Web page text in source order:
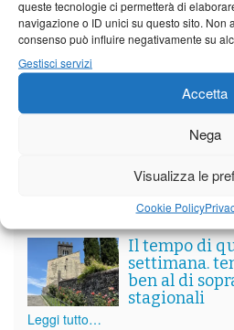
queste tecnologie ci permetterà di
navigazione o ID unici su questo sito. Non
consenso può influire negativamente su
Gestisci servizi
Accetta
Nega
Visualizza le
Cookie Policy
Il tempo di
settimana.
ben al di
stagionali
Leggi tutto…